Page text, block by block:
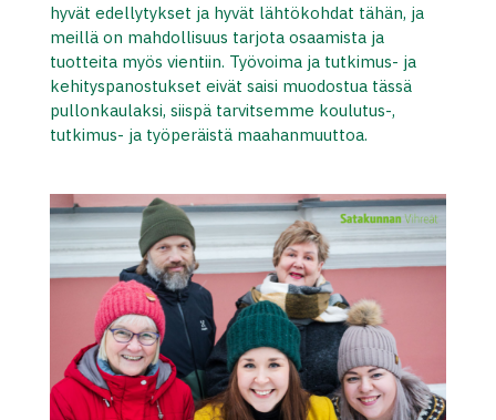
hyvät edellytykset ja hyvät lähtökohdat tähän, ja
meillä on mahdollisuus tarjota osaamista ja
tuotteita myös vientiin. Työvoima ja tutkimus- ja
kehityspanostukset eivät saisi muodostua tässä
pullonkaulaksi, siispä tarvitsemme koulutus-,
tutkimus- ja työperäistä maahanmuuttoa.